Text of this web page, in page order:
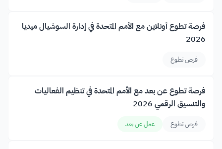
فرصة تطوع أونلاين مع الأمم المتحدة في إدارة السوشيال ميديا
2026
فرص تطوع
فرصة تطوع عن بعد مع الأمم المتحدة في تنظيم الفعاليات
والتنسيق الرقمي 2026
فرص تطوع عمل عن بعد